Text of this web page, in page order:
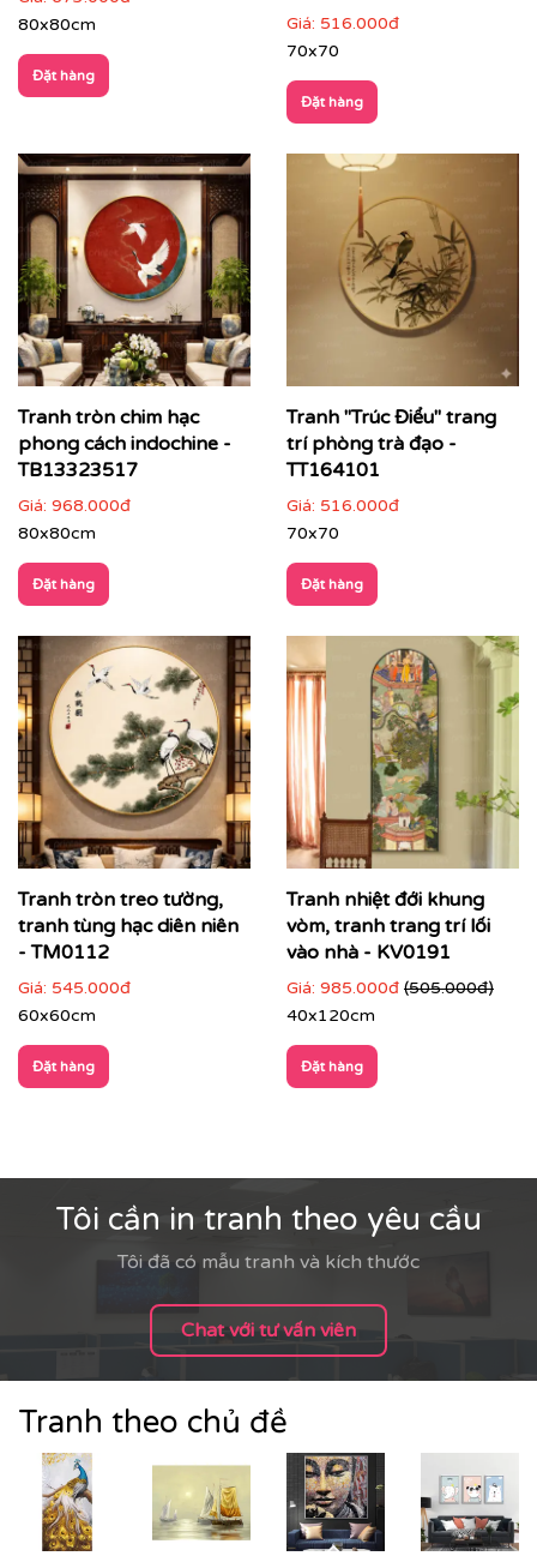
80x80cm
Đặt hàng
Giá: 516.000đ
70x70
Đặt hàng
Tranh tròn chim hạc
phong cách indochine -
TB13323517
Giá: 968.000đ
80x80cm
Đặt hàng
Tranh "Trúc Điểu" trang
trí phòng trà đạo -
TT164101
Giá: 516.000đ
70x70
Đặt hàng
Tranh tròn treo tường,
tranh tùng hạc diên niên
- TM0112
Giá: 545.000đ
60x60cm
Đặt hàng
Tranh nhiệt đới khung
vòm, tranh trang trí lối
vào nhà - KV0191
Giá: 985.000đ (505.000đ)
40x120cm
Đặt hàng
Tôi cần in tranh theo yêu cầu
Tôi đã có mẫu tranh và kích thước
Chat với tư vấn viên
Tranh theo chủ đề